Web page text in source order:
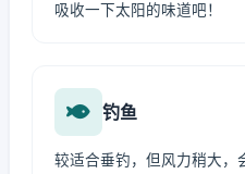
吸收一下太阳的味道吧！
钓鱼
较适合垂钓，但风力稍大，